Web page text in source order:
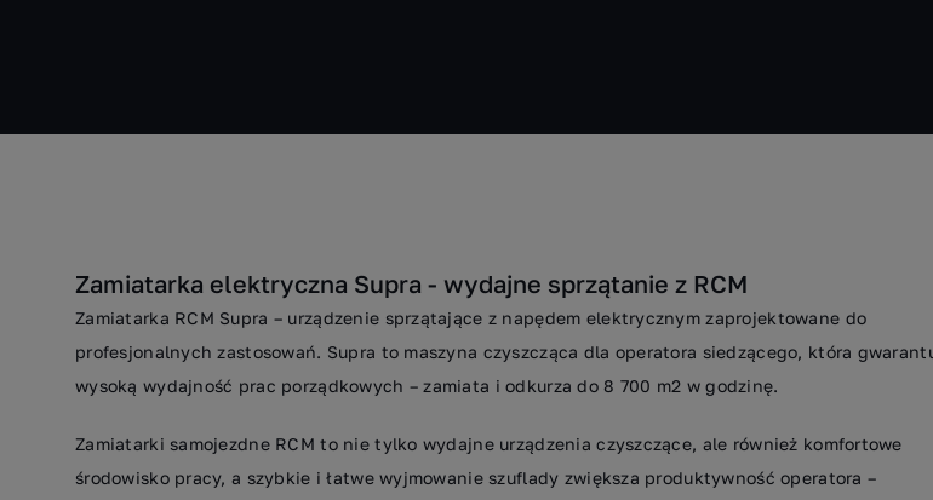
Zamiatarka elektryczna Supra - wydajne sprzątanie z RCM
Zamiatarka RCM Supra – urządzenie sprzątające z napędem elektrycznym zaprojektowane do
profesjonalnych zastosowań. Supra to maszyna czyszcząca dla operatora siedzącego, która
wysoką wydajność prac porządkowych – zamiata i odkurza do 8 700 m2 w godzinę.
Zamiatarki samojezdne RCM to nie tylko wydajne urządzenia czyszczące, ale również komfortowe
środowisko pracy, a szybkie i łatwe wyjmowanie szuflady zwiększa produktywność operatora –